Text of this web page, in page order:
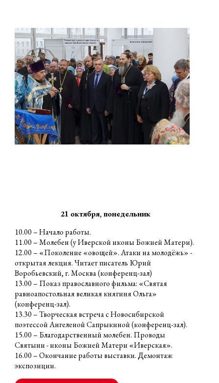
21 октября, понедельник
10.00 – Начало работы.
11.00 – Молебен (у Иверской иконы Божией Матери).
12.00 – «Поколение «овощей». Атаки на молодёжь» -
открытая лекция. Читает писатель Юрий
Воробьевский, г. Москва (конференц-зал)
13.00 – Показ православного фильма: «Святая
равноапостольная великая княгиня Ольга»
(конференц-зал).
13.30 – Творческая встреча с Новосибирской
поэтессой Ангеленой Сапрыкиной (конференц-зал).
15.00 – Благодарственный молебен. Проводы
Святыни - иконы Божией Матери «Иверская».
16.00 – Окончание работы выставки. Демонтаж
экспозиции.